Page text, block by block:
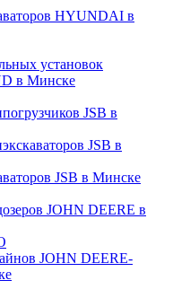
HYUNDAI в
установок
в Минске
JSB в
JSB в
JSB в Минске
JOHN DEERE в
JOHN DEERE-